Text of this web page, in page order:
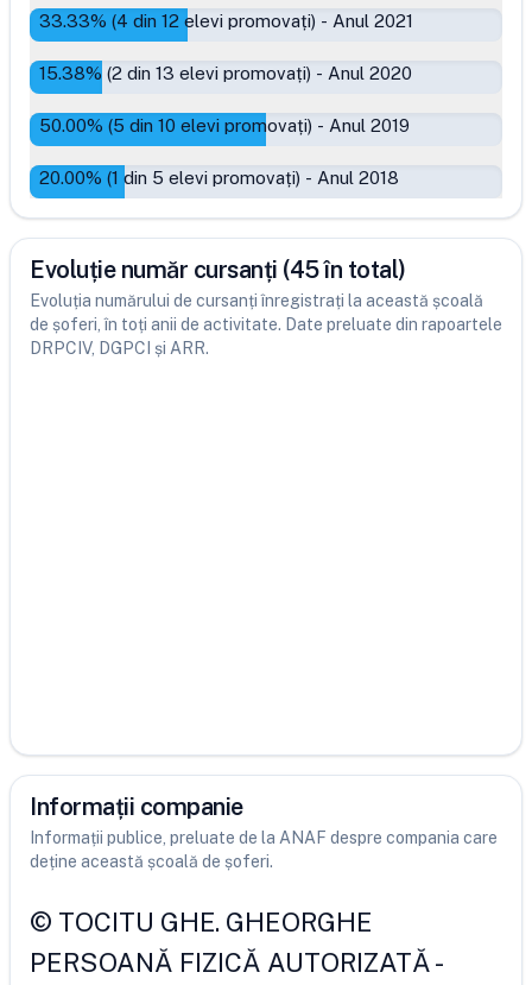
33.33% (4 din 12 elevi promovați) - Anul 2021
15.38% (2 din 13 elevi promovați) - Anul 2020
50.00% (5 din 10 elevi promovați) - Anul 2019
20.00% (1 din 5 elevi promovați) - Anul 2018
Evoluție număr cursanți (45 în total)
Evoluția numărului de cursanți înregistrați la această școală
de șoferi, în toți anii de activitate. Date preluate din rapoartele
DRPCIV, DGPCI și ARR.
Informații companie
Informații publice, preluate de la ANAF despre compania care
deține această școală de șoferi.
© TOCITU GHE. GHEORGHE
PERSOANĂ FIZICĂ AUTORIZATĂ-